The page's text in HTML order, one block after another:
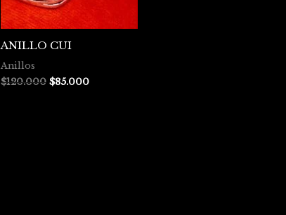
ANILLO CUI
Anillos
$120.000 $85.000